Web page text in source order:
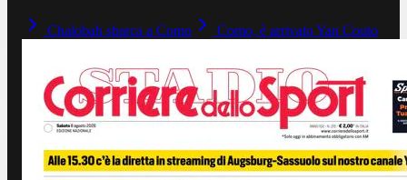
Chalobah sbarca a Como Como, è arrivato Yan Couto